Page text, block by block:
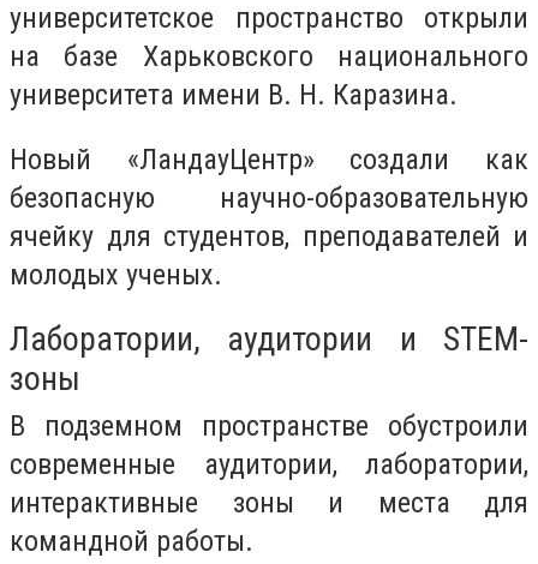
университетское пространство открыли
на базе Харьковского национального
университета имени В. Н. Каразина.
Новый «ЛандауЦентр» создали как
безопасную научно-образовательную
ячейку для студентов, преподавателей и
молодых ученых.
Лаборатории, аудитории и STEM-
зоны
В подземном пространстве обустроили
современные аудитории, лаборатории,
интерактивные зоны и места для
командной работы.